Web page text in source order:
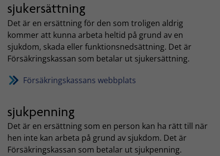
sjukersättning
Det är en ersättning för den som troligen aldrig
kommer att kunna arbeta heltid på grund av en
sjukdom, skada eller funktionsnedsättning. Det är
Försäkringskassan som betalar ut sjukersättning.
Försäkringskassans webbplats
sjukpenning
Det är en ersättning som en person kan ha rätt till när
hen inte kan arbeta på grund av sjukdom. Det är
Försäkringskassan som betalar ut sjukpenning.